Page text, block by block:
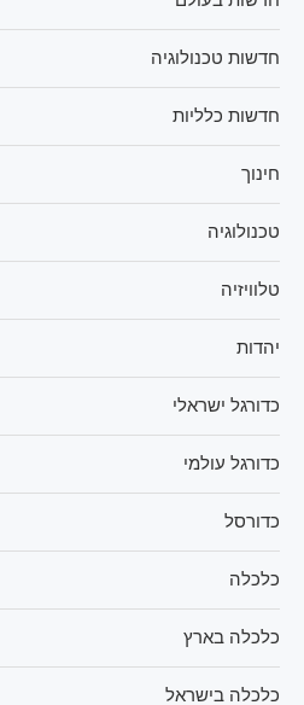
חדשות טכנולוגיה
חדשות כלליות
חינוך
טכנולוגיה
טלוויזיה
יהדות
כדורגל ישראלי
כדורגל עולמי
כדורסל
כלכלה
כלכלה בארץ
כלכלה בישראל